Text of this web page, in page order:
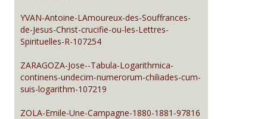
YVAN-Antoine-LAmoureux-des-Souffrances-
de-Jesus-Christ-crucifie-ou-les-Lettres-
Spirituelles-R-107254
ZARAGOZA-Jose--Tabula-Logarithmica-
continens-undecim-numerorum-chiliades-cum-
suis-logarithm-107219
ZOLA-Emile-Une-Campagne-1880-1881-97816